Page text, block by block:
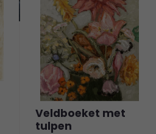
Veldboeket met
tulpen